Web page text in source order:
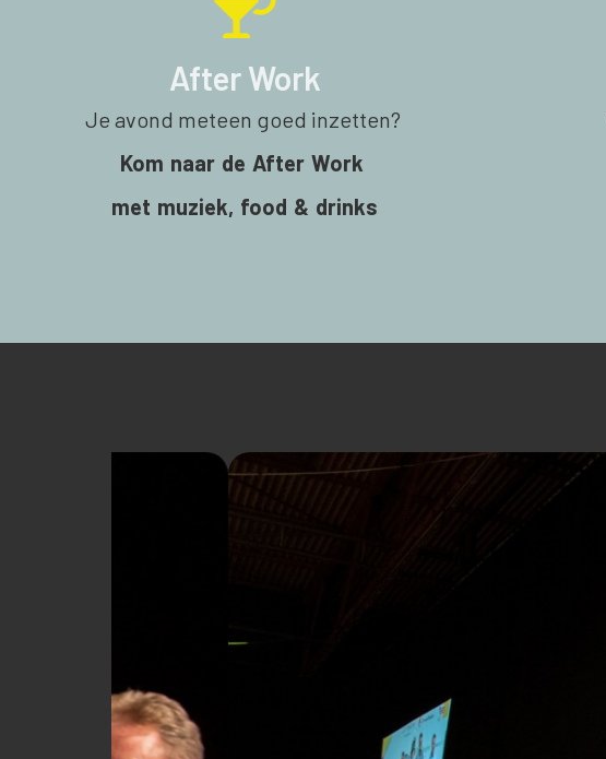
After Work
Je avond meteen goed inzetten?
Kom naar de After Work
met muziek, food & drinks